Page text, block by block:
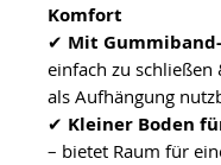
Komfort
✔ Mit
einfach zu schließen
als Aufhängung
✔ Kleiner Boden
– bietet Raum für